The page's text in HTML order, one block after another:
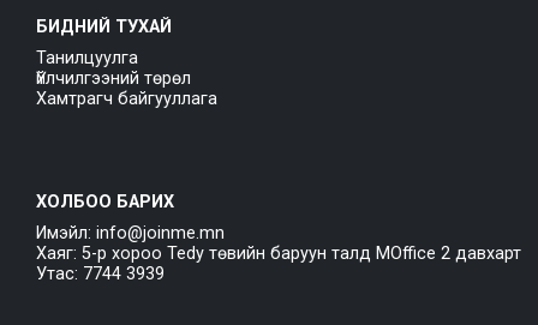
БИДНИЙ ТУХАЙ
Танилцуулга
Үйлчилгээний төрөл
Хамтрагч байгууллага
ХОЛБОО БАРИХ
Имэйл: info@joinme.mn
Хаяг: 5-р хороо Tedy төвийн баруун талд MOffice 2 давхарт
Утас: 7744 3939